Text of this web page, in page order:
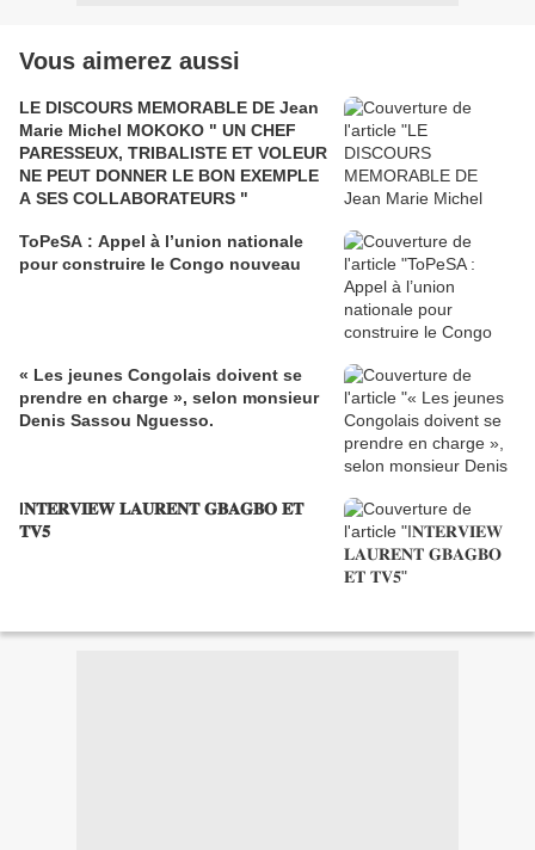
Vous aimerez aussi
LE DISCOURS MEMORABLE DE Jean
Marie Michel MOKOKO " UN CHEF
PARESSEUX, TRIBALISTE ET VOLEUR
NE PEUT DONNER LE BON EXEMPLE
A SES COLLABORATEURS "
ToPeSA : Appel à l’union nationale
pour construire le Congo nouveau
« Les jeunes Congolais doivent se
prendre en charge », selon monsieur
Denis Sassou Nguesso.
I𝐍𝐓𝐄𝐑𝐕𝐈𝐄𝐖 𝐋𝐀𝐔𝐑𝐄𝐍𝐓 𝐆𝐁𝐀𝐆𝐁𝐎 𝐄𝐓
𝐓𝐕𝟓